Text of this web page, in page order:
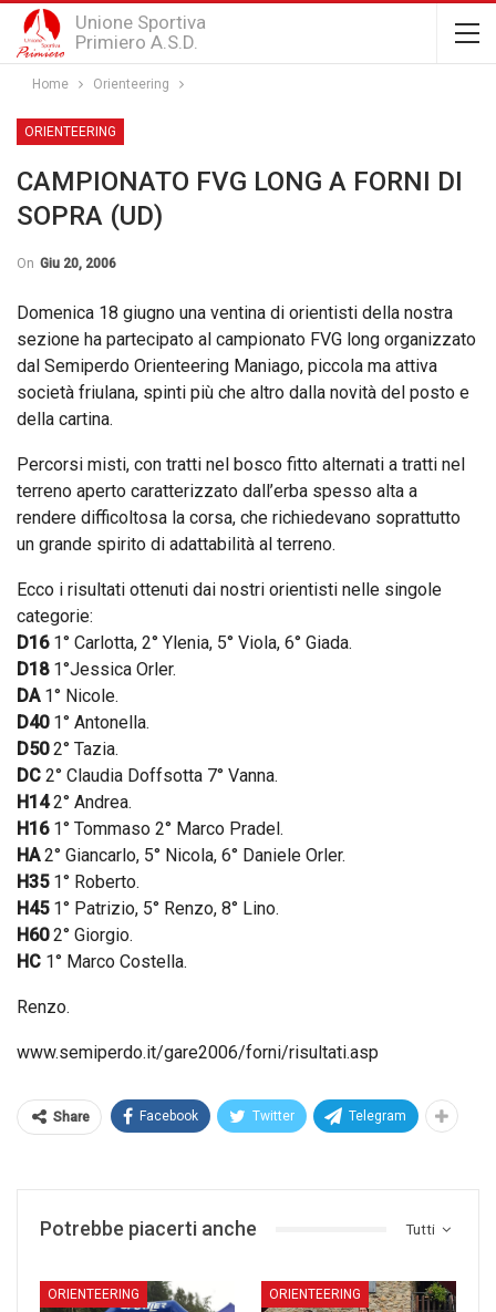
Unione Sportiva
Primiero A.S.D.
Home Orienteering
ORIENTEERING
CAMPIONATO FVG LONG A FORNI DI
SOPRA (UD)
On Giu 20, 2006
Domenica 18 giugno una ventina di orientisti della nostra
sezione ha partecipato al campionato FVG long organizzato
dal Semiperdo Orienteering Maniago, piccola ma attiva
società friulana, spinti più che altro dalla novità del posto e
della cartina.
Percorsi misti, con tratti nel bosco fitto alternati a tratti nel
terreno aperto caratterizzato dall’erba spesso alta a
rendere difficoltosa la corsa, che richiedevano soprattutto
un grande spirito di adattabilità al terreno.
Ecco i risultati ottenuti dai nostri orientisti nelle singole
categorie:
D161° Carlotta, 2° Ylenia, 5° Viola, 6° Giada.
D181°Jessica Orler.
DA1° Nicole.
D401° Antonella.
D502° Tazia.
DC 2° Claudia Doffsotta 7° Vanna.
H142° Andrea.
H161° Tommaso 2° Marco Pradel.
HA2° Giancarlo, 5° Nicola, 6° Daniele Orler.
H351° Roberto.
H451° Patrizio, 5° Renzo, 8° Lino.
H602° Giorgio.
HC 1° Marco Costella.
Renzo.
www.semiperdo.it/gare2006/forni/risultati.asp
Share Facebook Twitter Telegram
Tutti
Potrebbe piacerti anche
ORIENTEERING ORIENTEERING